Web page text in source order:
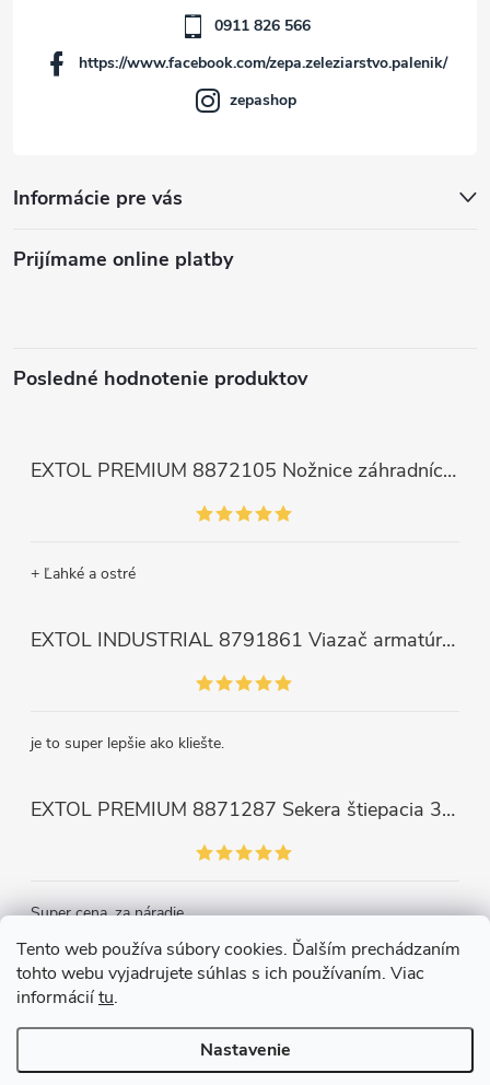
Tento web používa súbory cookies. Ďalším prechádzaním
tohto webu vyjadrujete súhlas s ich používaním. Viac
informáciítu.
Nastavenie
Informácie pre vás
0911 826 566
https://www.facebook.com/zepa.zeleziarstvo.palenik/
zepashop
Prijímame online platby
Posledné hodnotenie produktov
EXTOL PREMIUM 8872105 Nožnice záhradnícke dlhé úzke, 200mm, max. prestrih Ø6mm
+ Ľahké a ostré
EXTOL INDUSTRIAL 8791861 Viazač armatúr aku Share20V, bez aku, drôt 0,8mm, oko 8-34mm, bezuhlíkový motor
je to super lepšie ako kliešte.
EXTOL PREMIUM 8871287 Sekera štiepacia 3500g, nylónová násada 910mm
Super cena, za náradie.
Copyright 2026Železiarstvo Páleník, s.r.o.. Všetky práva vyhradené.